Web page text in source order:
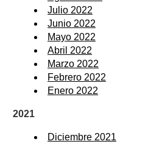
Julio 2022
Junio 2022
Mayo 2022
Abril 2022
Marzo 2022
Febrero 2022
Enero 2022
2021
Diciembre 2021